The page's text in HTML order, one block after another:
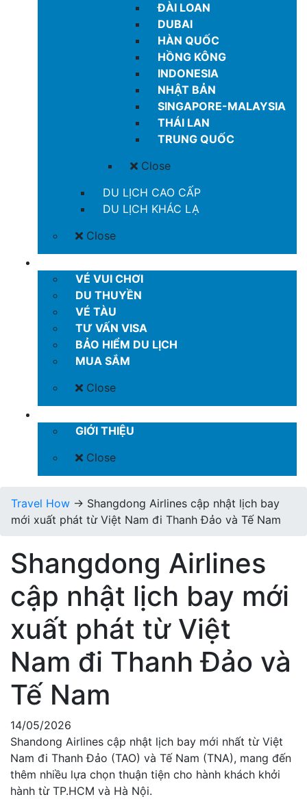
ĐÀI LOAN
DUBAI
HÀN QUỐC
HỒNG KÔNG
INDONESIA
NHẬT BẢN
SINGAPORE-MALAYSIA
THÁI LAN
TRUNG QUỐC
Close
DU LỊCH CAO CẤP
DU LỊCH KHÁC LẠ
Close
VÉ VUI CHƠI
DU THUYỀN
VÉ TÀU
TƯ VẤN VISA
BẢO HIỂM DU LỊCH
MUA SẮM
Close
GIỚI THIỆU
Close
Travel How → Shangdong Airlines cập nhật lịch bay
mới xuất phát từ Việt Nam đi Thanh Đảo và Tế Nam
Shangdong Airlines
cập nhật lịch bay mới
xuất phát từ Việt
Nam đi Thanh Đảo và
Tế Nam
14/05/2026
Shandong Airlines cập nhật lịch bay mới nhất từ Việt
Nam đi Thanh Đảo (TAO) và Tế Nam (TNA), mang đến
thêm nhiều lựa chọn thuận tiện cho hành khách khởi
hành từ TP.HCM và Hà Nội.